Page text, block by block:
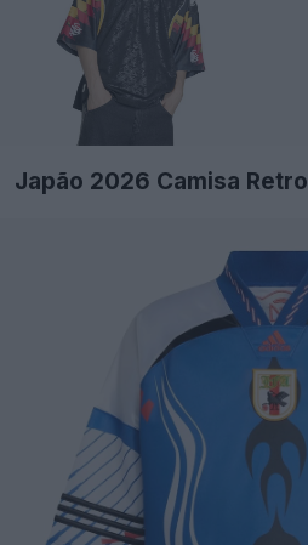
Japão 2026 Camisa Retro